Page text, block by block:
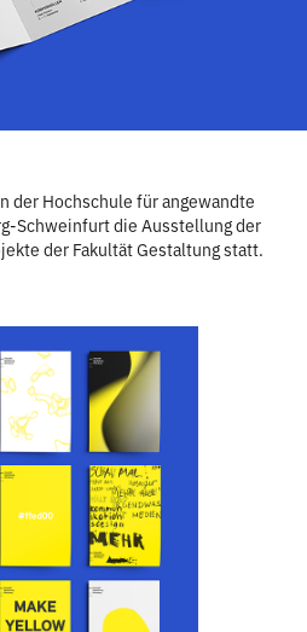
der Hochschule für angewandte
Schweinfurt die Ausstellung der
der Fakultät Gestaltung statt.